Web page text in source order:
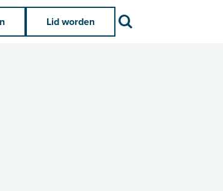
Lid worden